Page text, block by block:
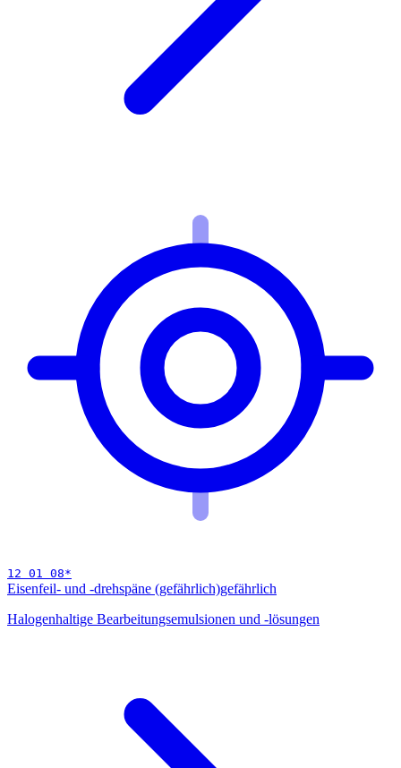
12 01 08*
Eisenfeil- und -drehspäne (gefährlich)gefährlich
Halogenhaltige Bearbeitungsemulsionen und -lösungen